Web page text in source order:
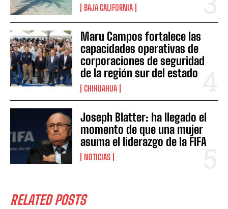
BAJA CALIFORNIA
Maru Campos fortalece las
capacidades operativas de
corporaciones de seguridad
de la región sur del estado
CHIHUAHUA
Joseph Blatter: ha llegado el
momento de que una mujer
asuma el liderazgo de la FIFA
NOTICIAS
RELATED POSTS